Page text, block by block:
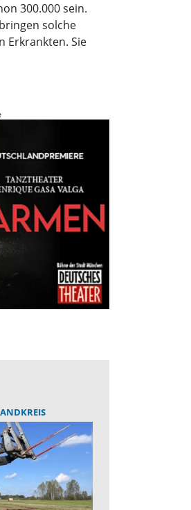
300.000 sein.
solche
Erkrankten. Sie